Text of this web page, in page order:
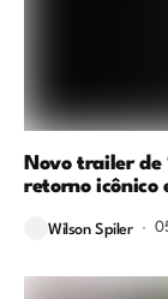
Novo trailer de
retorno icônico
Wilson Spiler